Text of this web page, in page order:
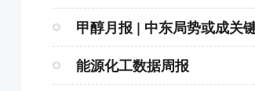
甲醇月报 | 中东局势或成关
能源化工数据周报